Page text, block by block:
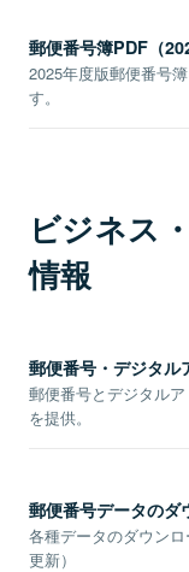
郵便番号簿PDF（
2025年度版郵便番号
す。
ビジネス
情報
郵便番号・デジタル
郵便番号とデジタル
を提供。
郵便番号データのダ
各種データのダウン
更新）